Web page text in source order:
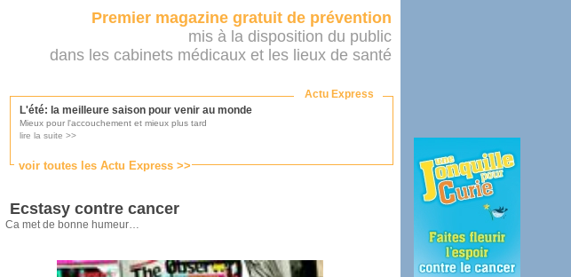
Premier magazine gratuit de prévention
mis à la disposition du public
dans les cabinets médicaux et les lieux de santé
Actu Express
voir toutes les Actu Express >>
L'été: la meilleure saison pour venir au monde
Mieux pour l'accouchement et mieux plus tard
lire la suite >>
Consultés par l'Ordre des médecins, pas par le ministère...
lire la suite >>
Une campagne de pub pour aimer son médecin
Ecstasy contre cancer
Ca met de bonne humeur…